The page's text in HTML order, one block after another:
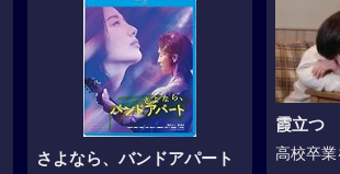
さよなら、バンドアパート
霞立つ
高校卒